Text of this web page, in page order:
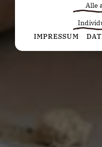
Alle
Statistiken
Diese Cookies
Marketing Cookies
IMPRESSUM